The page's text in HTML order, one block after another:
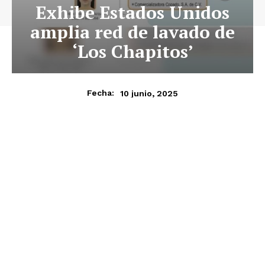
Exhibe Estados Unidos
amplia red de lavado de
‘Los Chapitos’
Fecha: 10 junio, 2025